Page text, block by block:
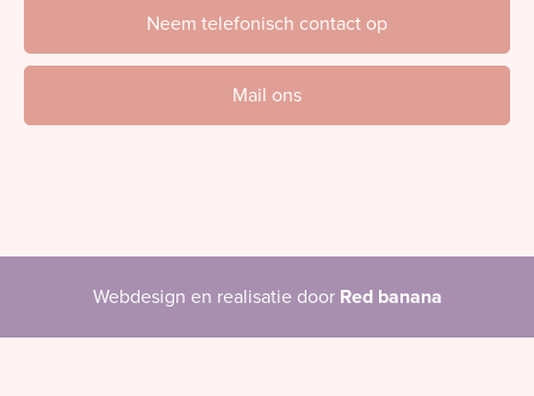
Neem telefonisch contact op
Mail ons
Webdesign en realisatie door Red banana